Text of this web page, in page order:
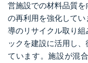
営施設での材料品質
の再利用を強化して
導のリサイクル取り
ックを建設に活用し
ています。施設が混